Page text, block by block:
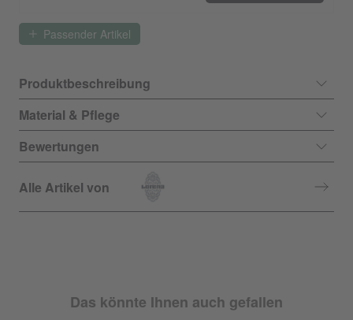
Passender Artikel
Produktbeschreibung
Material & Pflege
Bewertungen
Alle Artikel von
Das könnte Ihnen auch gefallen